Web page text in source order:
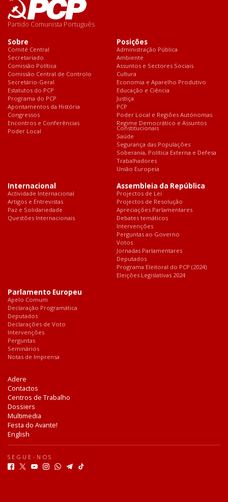
Partido Comunista Português
Sobre
Comité Central
Secretariado
Comissão Política
Comissão Central de Controlo
Secretário-Geral
Estatutos do PCP
Programa do PCP
Apontamentos da História
Congressos
Encontros e Conferências
Poder Local
Posições
Administração Pública
Ambiente
Assuntos e Sectores Sociais
Cultura
Economia e Aparelho Produtivo
Educação e Ciência
Justiça
PCP
Poder Local e Regiões Autónomas
Regime Democrático e Assuntos
Constitucionais
Saúde
Segurança das Populações
Soberania, Política Externa e Defesa
Trabalhadores
União Europeia
Internacional
Actividade Internacional
Artigos e Entrevistas
Paz e Solidariedade
Questões Internacionais
Assembleia da República
Projectos de Lei
Projectos de Resolução
Apreciações Parlamentares
Debates temáticos
Intervenções
Perguntas ao Governo
Votos
Jornadas Parlamentares
Deputados
Programa Eleitoral do PCP (2024)
Eleições Legislativas 2024
Parlamento Europeu
Apelo Comum
Declaração Programática
Deputados
Declarações de Voto
Intervenções
Perguntas
Seminários
Notas de Imprensa
Adere
Contactos
Centros de Trabalho
Dossiers
Multimedia
Festa do Avante!
English
SEGUE-NOS
F T Y I W T T